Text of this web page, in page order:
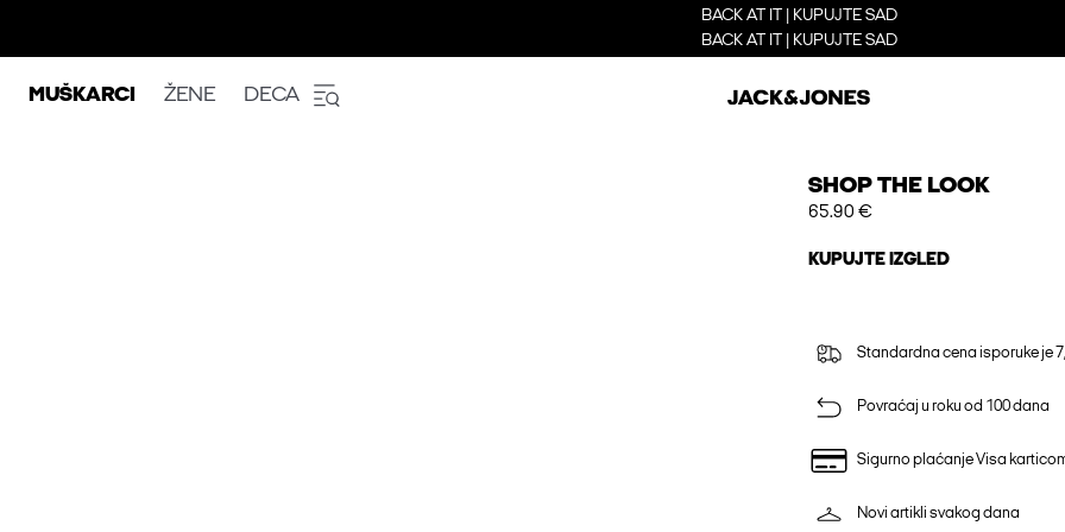
BACK AT IT | KUPUJTE SAD
BACK AT IT | KUPUJTE SAD
MUŠKARCI ŽENE DECA
SHOP THE LOOK
65.90 €
KUPUJTE IZGLED
Standardna cena isporuke je
Povraćaj u roku od 100 dana
Sigurno plaćanje Visa
Novi artikli svakog dana